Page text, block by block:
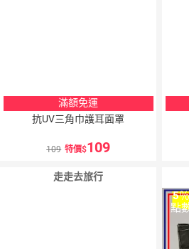
滿額免運
抗UV三角巾護耳面罩
109 特價 109
走走去旅行
5％
點